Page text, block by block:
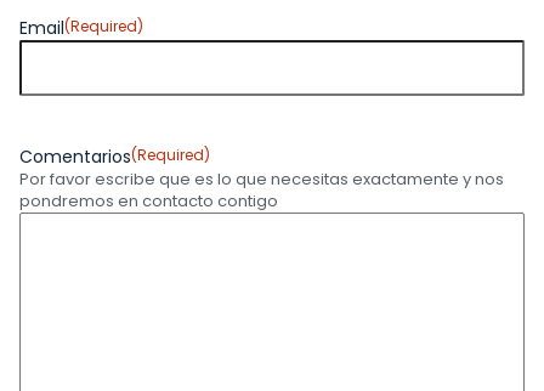
Email(Required)
Comentarios(Required)
Por favor escribe que es lo que necesitas exactamente y nos
pondremos en contacto contigo